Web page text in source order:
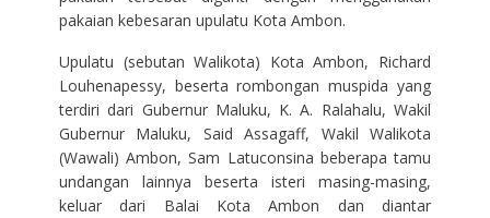
pakaian kebesaran upulatu Kota Ambon.
Upulatu (sebutan Walikota) Kota Ambon, Richard
Louhenapessy, beserta rombongan muspida yang
terdiri dari Gubernur Maluku, K. A. Ralahalu, Wakil
Gubernur Maluku, Said Assagaff, Wakil Walikota
(Wawali) Ambon, Sam Latuconsina beberapa tamu
undangan lainnya beserta isteri masing-masing,
keluar dari Balai Kota Ambon dan diantar